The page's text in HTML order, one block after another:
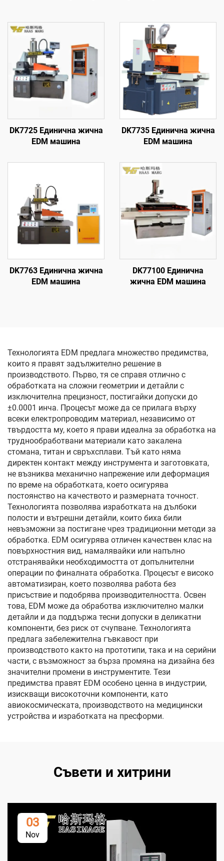
DK7725 Единична жична
EDM машина
DK7735 Единична жична
EDM машина
DK7763 Единична жична
EDM машина
DK77100 Единична
жична EDM машина
Технологията EDM предлага множество предимства,
които я правят задължително решение в
производството. Първо, тя се справя отлично с
обработката на сложни геометрии и детайли с
изключителна прецизност, постигайки допуски до
±0.0001 инча. Процесът може да се прилага върху
всеки електропроводим материал, независимо от
твърдостта му, което я прави идеална за обработка на
труднообработвани материали като закалена
стомана, титан и свръхсплави. Тъй като няма
директен контакт между инструмента и заготовката,
не възниква механично напрежение или деформация
по време на обработката, което осигурява
постоянство на качеството и размерната точност.
Технологията позволява изработката на дълбоки
полости и вътрешни детайли, които биха били
невъзможни за постигане чрез традиционни методи за
обработка. EDM осигурява отличен качествен клас на
повърхностния вид, намалявайки или напълно
отстранявайки необходимостта от допълнителни
операции по финалната обработка. Процесът е високо
автоматизиран, което позволява работа без
присъствие и подобрява производителността. Освен
това, EDM може да обработва изключително малки
детайли и да поддържа тесни допуски в деликатни
компоненти, без риск от счупване. Технологията
предлага забележителна гъвкавост при
производството както на прототипи, така и на серийни
части, с възможност за бърза промяна на дизайна без
значителни промени в инструментите. Тези
предимства правят EDM особено ценна в индустрии,
изискващи високоточни компоненти, като
авиокосмическата, производството на медицински
устройства и изработката на пресформи.
Съвети и хитрини
03
Nov